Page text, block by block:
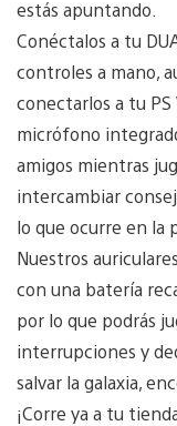
estás apuntando.
Conéctalos a tu
controles a mano,
conectarlos a tu
micrófono
amigos mientras
intercambiar
lo que ocurre en la
Nuestros
con una batería
por lo que podrás
interrupciones y
salvar la galaxia,
¡Corre ya a tu